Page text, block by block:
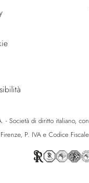
Società di diritto italiano,
P. IVA e Codice